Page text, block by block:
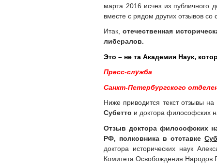
марта 2016 исчез из публичного
вместе с рядом других отзывов
Итак, отечественная
либералов.
Это – не та Академия Наук,
Пресс-служба
Санкт-Петербургского
Ниже приводится текст отзывы
Субетто и доктора философских
Отзывдоктора философских
РФ, полковника в отставке
доктора исторических наук
Комитета Освобождения Народов